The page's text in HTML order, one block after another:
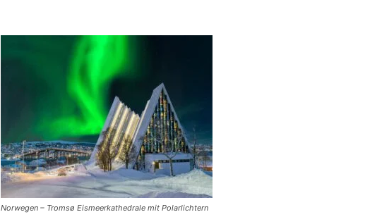
Norwegen – Tromsø Eismeerkathedrale mit Polarlichtern